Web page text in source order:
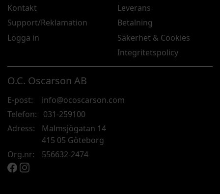
O.C. Oscarson AB
E-post:
info@ocoscarson.com
Telefon:
031-259100
Adress:
Malmsjögatan 14
415 05 Göteborg
Org.nr:
556632-2474
Kontakt
Support/Reklamation
Logga in
Leverans
Betalning
Säkerhet & Cookies
Integritetspolicy